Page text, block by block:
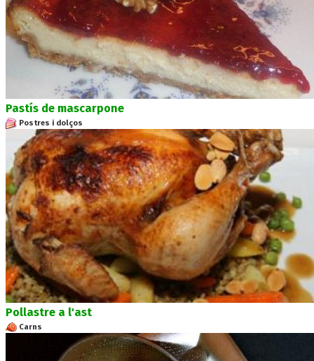
Pastís de mascarpone
Postres i dolços
Pollastre a l'ast
Carns